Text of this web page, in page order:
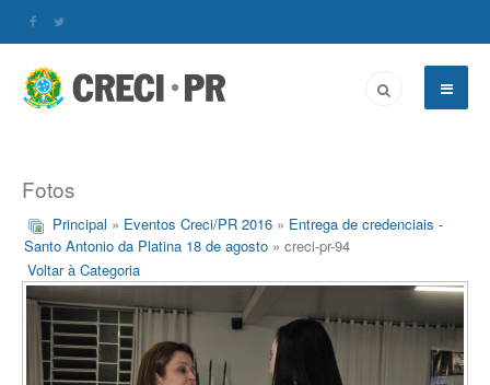
Fotos
Principal » Eventos Creci/PR 2016 » Entrega de credenciais -
Santo Antonio da Platina 18 de agosto » creci-pr-94
Voltar à Categoria